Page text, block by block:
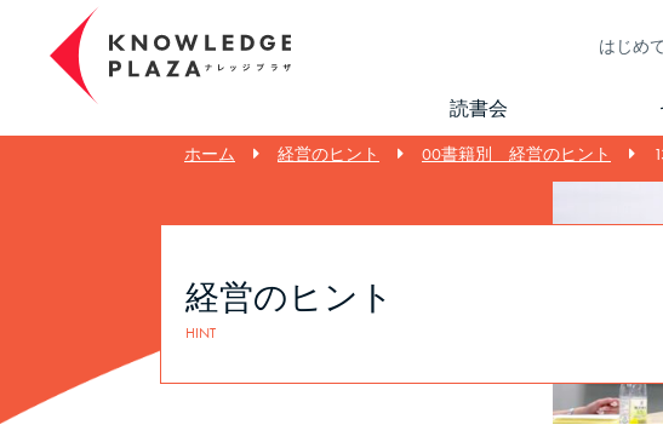
はじめ
読書会
ホーム 経営のヒント 00書籍別 経営のヒント
経営のヒント
HINT